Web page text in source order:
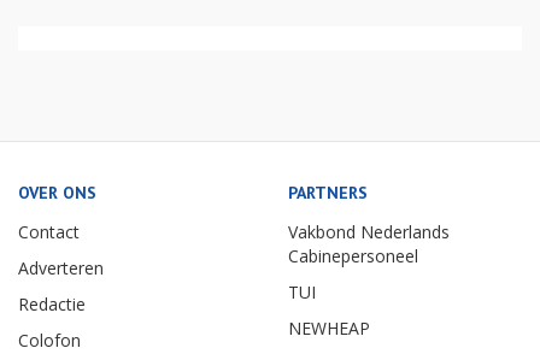
OVER ONS
Contact
Adverteren
Redactie
Colofon
PARTNERS
Vakbond Nederlands
Cabinepersoneel
TUI
NEWHEAP